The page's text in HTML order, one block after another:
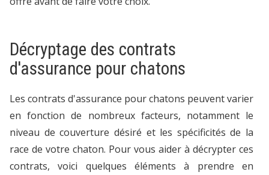
Décryptage des contrats
d'assurance pour chatons
Les contrats d'assurance pour chatons peuvent varier
en fonction de nombreux facteurs, notamment le
niveau de couverture désiré et les spécificités de la
race de votre chaton. Pour vous aider à décrypter ces
contrats, voici quelques éléments à prendre en